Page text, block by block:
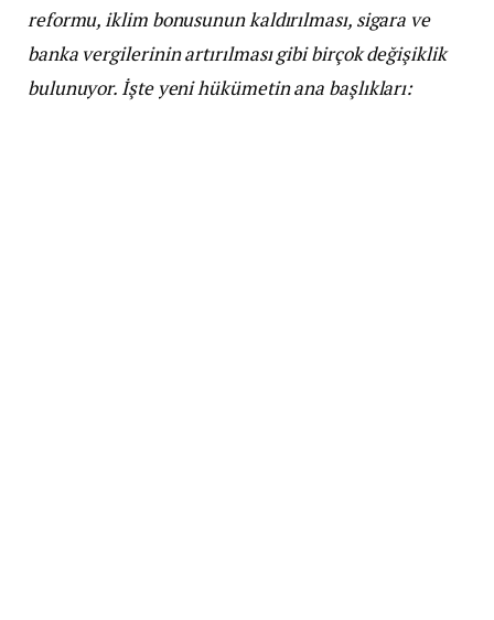
reformu, iklim bonusunun kaldırılması, sigara ve
banka vergilerinin artırılması gibi birçok değişiklik
bulunuyor. İşte yeni hükümetin ana başlıkları: